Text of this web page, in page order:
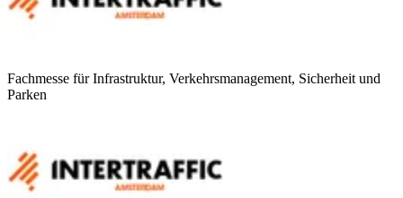
Fachmesse für Infrastruktur, Verkehrsmanagement, Sicherheit und
Parken